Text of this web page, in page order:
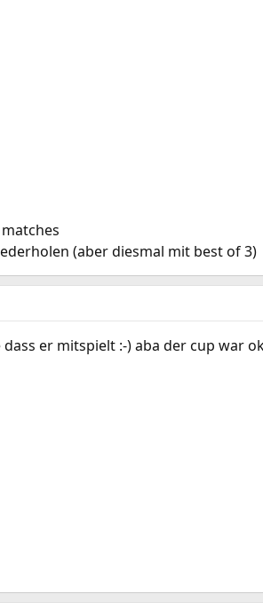
(aber diesmal mit best of 3)
er mitspielt :-) aba der cup war